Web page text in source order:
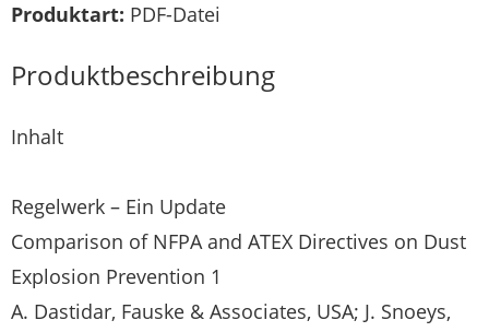
Produktart: PDF-Datei
Produktbeschreibung
Inhalt
Regelwerk – Ein Update
Comparison of NFPA and ATEX Directives on Dust
Explosion Prevention 1
A. Dastidar, Fauske & Associates, USA; J. Snoeys,